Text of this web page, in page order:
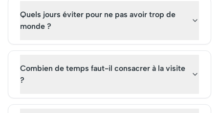
Quels jours éviter pour ne pas avoir trop de
monde ?
Combien de temps faut-il consacrer à la visite
?